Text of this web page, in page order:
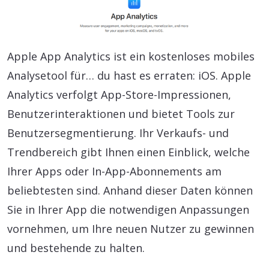
Apple App Analytics ist ein kostenloses mobiles
Analysetool für… du hast es erraten: iOS. Apple
Analytics verfolgt App-Store-Impressionen,
Benutzerinteraktionen und bietet Tools zur
Benutzersegmentierung. Ihr Verkaufs- und
Trendbereich gibt Ihnen einen Einblick, welche
Ihrer Apps oder In-App-Abonnements am
beliebtesten sind. Anhand dieser Daten können
Sie in Ihrer App die notwendigen Anpassungen
vornehmen, um Ihre neuen Nutzer zu gewinnen
und bestehende zu halten.